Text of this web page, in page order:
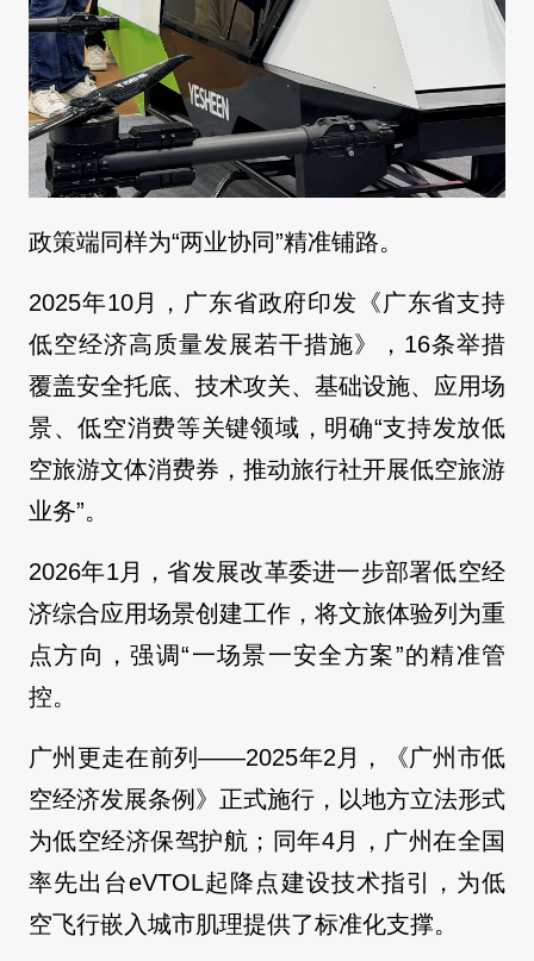
政策端同样为“两业协同”精准铺路。
2025年10月，广东省政府印发《广东省支持
低空经济高质量发展若干措施》，16条举措
覆盖安全托底、技术攻关、基础设施、应用场
景、低空消费等关键领域，明确“支持发放低
空旅游文体消费券，推动旅行社开展低空旅游
业务”。
2026年1月，省发展改革委进一步部署低空经
济综合应用场景创建工作，将文旅体验列为重
点方向，强调“一场景一安全方案”的精准管
控。
广州更走在前列——2025年2月，《广州市低
空经济发展条例》正式施行，以地方立法形式
为低空经济保驾护航；同年4月，广州在全国
率先出台eVTOL起降点建设技术指引，为低
空飞行嵌入城市肌理提供了标准化支撑。